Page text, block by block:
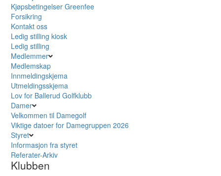
Kjøpsbetingelser Greenfee
Forsikring
Kontakt oss
Ledig stilling kiosk
Ledig stilling
Medlemmer
Medlemskap
Innmeldingskjema
Utmeldingsskjema
Lov for Ballerud Golfklubb
Damer
Velkommen til Damegolf
Viktige datoer for Damegruppen 2026
Styret
Informasjon fra styret
Referater-Arkiv
Klubben